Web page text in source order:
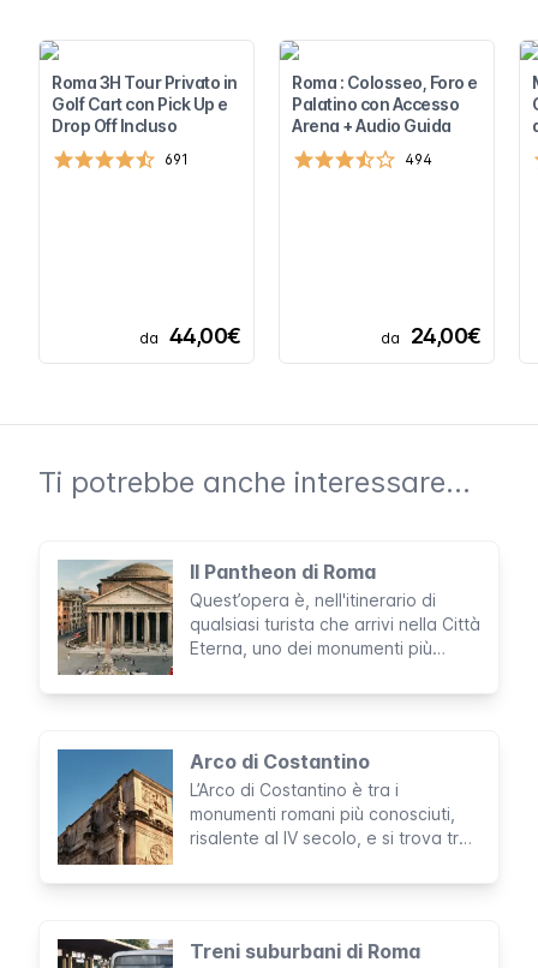
Roma 3H Tour Privato in
Golf Cart con Pick Up e
Drop Off Incluso
691
da 44,00€
Roma : Colosseo, Foro e
Palatino con Accesso
Arena + Audio Guida
494
da 24,00€
Ti potrebbe anche interessare...
Il Pantheon di Roma
Quest’opera è, nell'itinerario di
qualsiasi turista che arrivi nella Città
Eterna, uno dei monumenti più
una delle poche costruzioni romane
cultura e fine ingegneria edilizia.
Arco di Costantino
L’Arco di Costantino è tra i
monumenti romani più conosciuti,
risalente al IV secolo, e si trova tra
decorazioni sono spettacolari: un
storia Romana.
Treni suburbani di Roma